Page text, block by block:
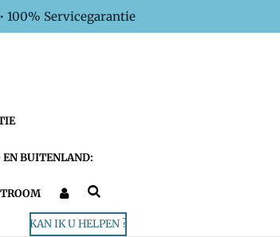
• 100% Servicegarantie
BUITENLAND:
KAN IK U HELPEN ?